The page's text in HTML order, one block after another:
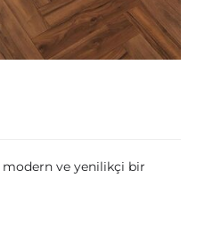
modern ve yenilikçi bir